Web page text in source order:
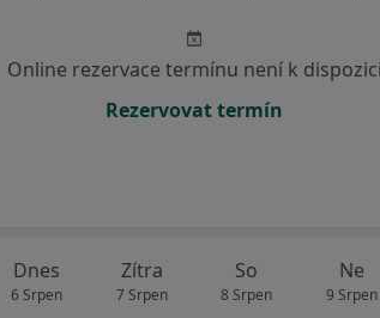
Online rezervace termínu není k dispozici
Rezervovat termín
Dnes
6 Srpen
Zítra
7 Srpen
So
8 Srpen
Ne
9 Srpen